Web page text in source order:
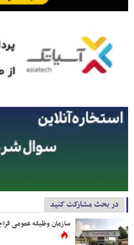
در بحث مشارکت کنید
سازمان وظیفه عمومی